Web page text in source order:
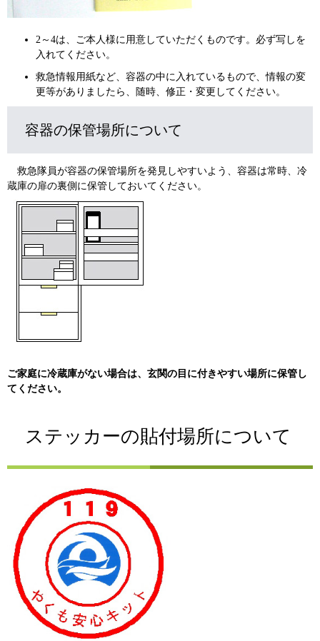
2～4は、ご本人様に用意していただくものです。必ず写しを
入れてください。
救急情報用紙など、容器の中に入れているもので、情報の変
更等がありましたら、随時、修正・変更してください。
容器の保管場所について
救急隊員が容器の保管場所を発見しやすいよう、容器は常時、冷
蔵庫の扉の裏側に保管しておいてください。
ご家庭に冷蔵庫がない場合は、玄関の目に付きやすい場所に保管し
てください。
ステッカーの貼付場所について